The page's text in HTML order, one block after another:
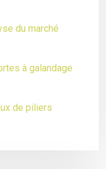
du marché
à galandage
de piliers